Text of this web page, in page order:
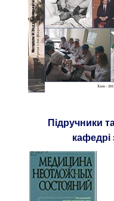
Підручники
кафедрі